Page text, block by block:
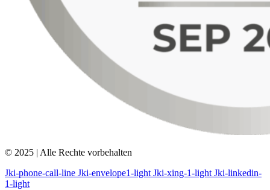
© 2025 | Alle Rechte vorbehalten
Jki-phone-call-line Jki-envelope1-light Jki-xing-1-light Jki-linkedin-
1-light